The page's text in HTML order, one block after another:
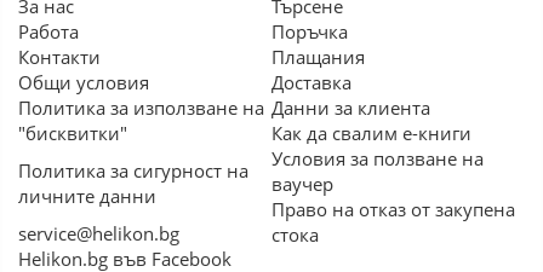
За нас
Работа
Контакти
Общи условия
Политика за използване на
"бисквитки"
Политика за сигурност на
личните данни
service@helikon.bg
Helikon.bg във Facebook
Търсене
Поръчка
Плащания
Доставка
Данни за клиента
Как да свалим е-книги
Условия за ползване на
ваучер
Право на отказ от закупена
стока